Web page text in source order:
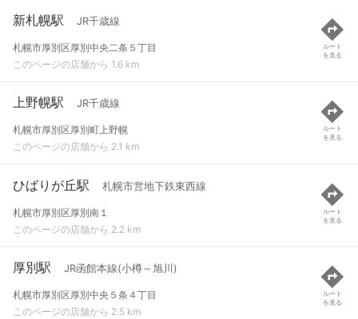
新札幌駅 JR千歳線
札幌市厚別区厚別中央二条５丁目
このページの店舗から 1.6 km
ルート
を見る
上野幌駅 JR千歳線
札幌市厚別区厚別町上野幌
このページの店舗から 2.1 km
ルート
を見る
ひばりが丘駅 札幌市営地下鉄東西線
札幌市厚別区厚別南１
このページの店舗から 2.2 km
ルート
を見る
厚別駅 JR函館本線(小樽～旭川)
札幌市厚別区厚別中央５条４丁目
このページの店舗から 2.5 km
ルート
を見る